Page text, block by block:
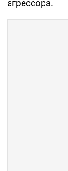
агрессора.